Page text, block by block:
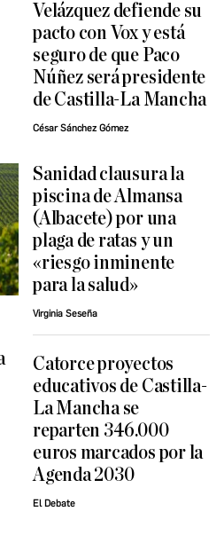
Velázquez defiende su
pacto con Vox y está
seguro de que Paco
Núñez será presidente
de Castilla-La Mancha
César Sánchez Gómez
Sanidad clausura la
piscina de Almansa
(Albacete) por una
plaga de ratas y un
«riesgo inminente
para la salud»
Virginia Seseña
Catorce proyectos
educativos de Castilla-
La Mancha se
reparten 346.000
euros marcados por la
Agenda 2030
El Debate